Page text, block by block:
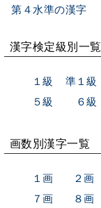
第４水準の漢字
漢字検定級別一覧
１級 準１級
５級
６級
画数別漢字一覧
１画 ２画
７画
８画